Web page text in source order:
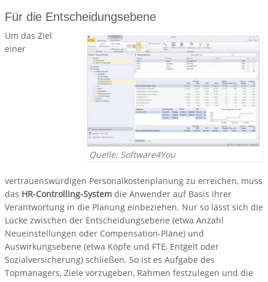
Für die Entscheidungsebene
Quelle: Software4You
Um das Ziel
einer
vertrauenswürdigen Personalkostenplanung zu erreichen, muss
das HR-Controlling-System die Anwender auf Basis ihrer
Verantwortung in die Planung einbeziehen. Nur so lässt sich die
Lücke zwischen der Entscheidungsebene (etwa Anzahl
Neueinstellungen oder Compensation-Pläne) und
Auswirkungsebene (etwa Köpfe und FTE, Entgelt oder
Sozialversicherung) schließen. So ist es Aufgabe des
Topmanagers, Ziele vorzugeben, Rahmen festzulegen und die